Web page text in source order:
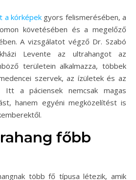
a kórképekgyors felismerésében, a
követésében és a megelőző
A vizsgálatot végző Dr. Szabó
Levente az ultrahangot az
területein alkalmazza, többek
szervek, az ízületek és az
Itt a páciensek nemcsak magas
hanem egyéni megközelítést is
főbb
több fő típusa létezik, amik